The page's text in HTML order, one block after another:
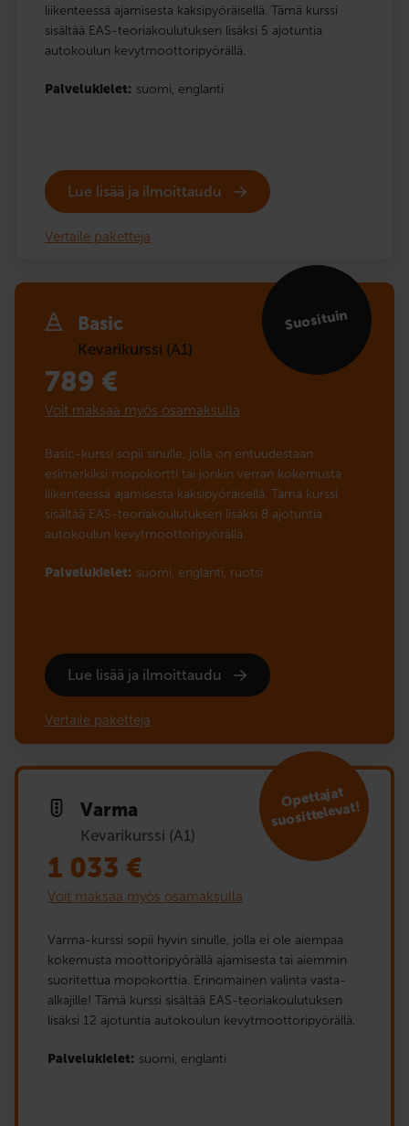
liikenteessä ajamisesta kaksipyöräisellä. Tämä kurssi
sisältää EAS-teoriakoulutuksen lisäksi 5 ajotuntia
autokoulun kevytmoottoripyörällä.
Palvelukielet: suomi, englanti
Lue lisää ja ilmoittaudu
Vertaile paketteja
Basic
Kevarikurssi (A1)
Suosituin
789 €
Voit maksaa myös osamaksulla
Basic-kurssi sopii sinulle, jolla on entuudestaan
esimerkiksi mopokortti tai jonkin verran kokemusta
liikenteessä ajamisesta kaksipyöräisellä. Tämä kurssi
sisältää EAS-teoriakoulutuksen lisäksi 8 ajotuntia
autokoulun kevytmoottoripyörällä.
Palvelukielet: suomi, englanti, ruotsi
Lue lisää ja ilmoittaudu
Vertaile paketteja
Varma
Kevarikurssi (A1)
Opet­ta­jat
suosittelevat!
1 033 €
Voit maksaa myös osamaksulla
Varma-kurssi sopii hyvin sinulle, jolla ei ole aiempaa
kokemusta moottoripyörällä ajamisesta tai aiemmin
suoritettua mopokorttia. Erinomainen valinta vasta-
alkajille! Tämä kurssi sisältää EAS-teoriakoulutuksen
lisäksi 12 ajotuntia autokoulun kevytmoottoripyörällä.
Palvelukielet: suomi, englanti